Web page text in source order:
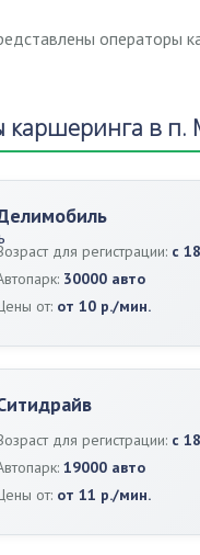
операторы
каршеринга в п.
для регистрации: с
30000 авто
от: от 10 р./мин.
для регистрации: с
19000 авто
от: от 11 р./мин.